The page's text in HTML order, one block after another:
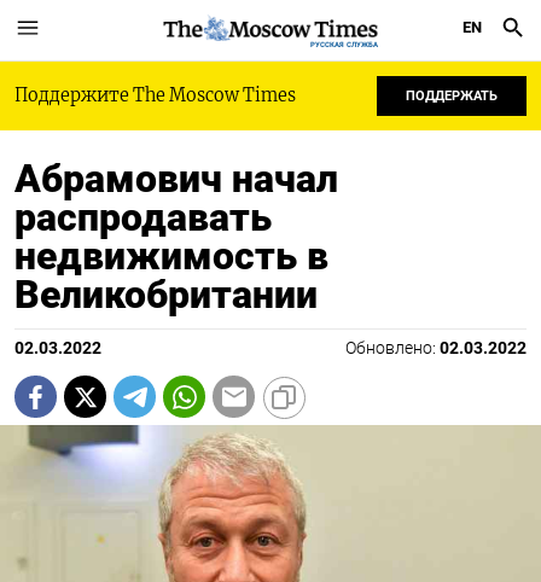
РУССКАЯ СЛУЖБА
EN
Поддержите The Moscow Times ПОДДЕРЖАТЬ
Абрамович начал
распродавать
недвижимость в
Великобритании
02.03.2022 Обновлено: 02.03.2022